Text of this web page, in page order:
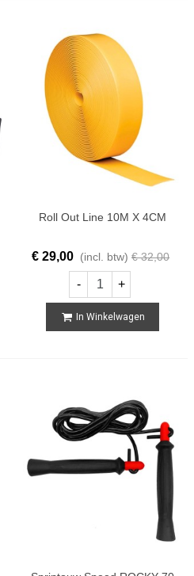
Roll Out Line 10M X 4CM
€ 29,00 (incl. btw) € 32,00
- +
In Winkelwagen